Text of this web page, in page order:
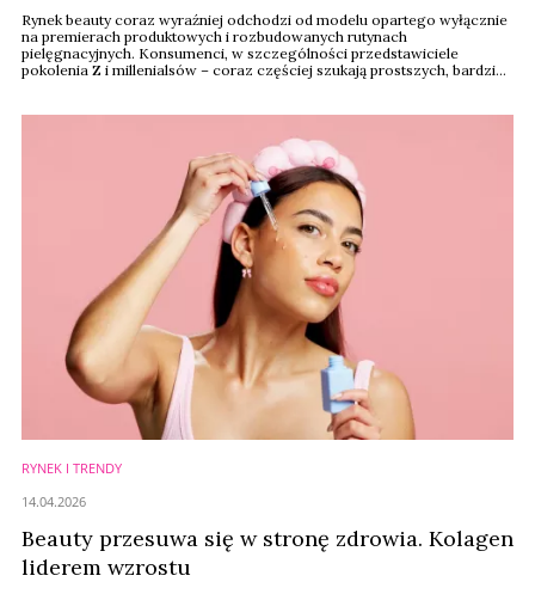
Rynek beauty coraz wyraźniej odchodzi od modelu opartego wyłącznie
na premierach produktowych i rozbudowanych rutynach
pielęgnacyjnych. Konsumenci, w szczególności przedstawiciele
pokolenia Z i millenialsów – coraz częściej szukają prostszych, bardziej
RYNEK I TRENDY
Beauty przesuwa się w stronę zdrowia. Kolagen
liderem wzrostu
14.04.2026